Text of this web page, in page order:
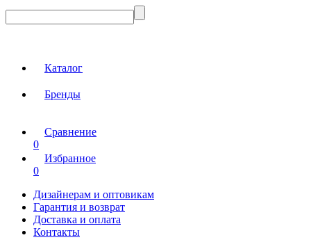
Каталог
Бренды
Сравнение
0
Избранное
0
Дизайнерам и оптовикам
Гарантия и возврат
Доставка и оплата
Контакты